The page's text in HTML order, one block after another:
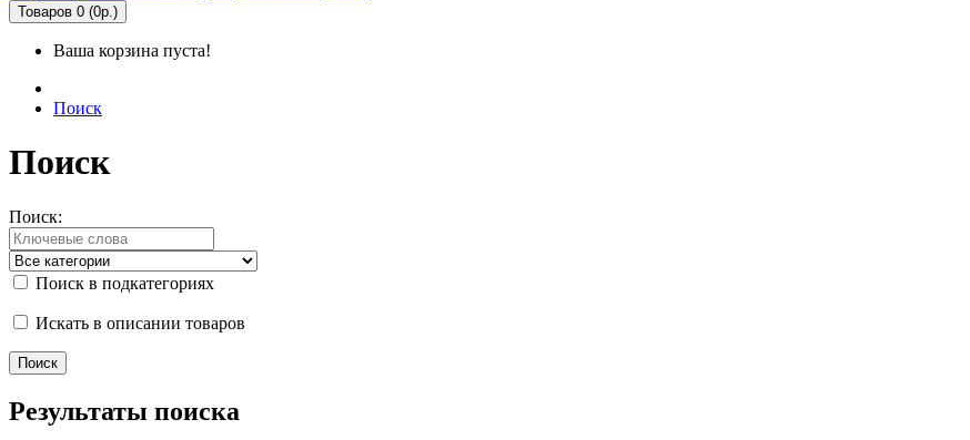
Товаров 0 (0р.)
Ваша корзина пуста!
Поиск
Поиск
Поиск:
Поиск в подкатегориях
Искать в описании товаров
Результаты поиска